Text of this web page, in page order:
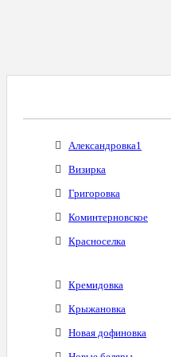
Александровка1
Визирка
Григоровка
Коминтерновское
Красноселка
Кремидовка
Крыжановка
Новая дофиновка